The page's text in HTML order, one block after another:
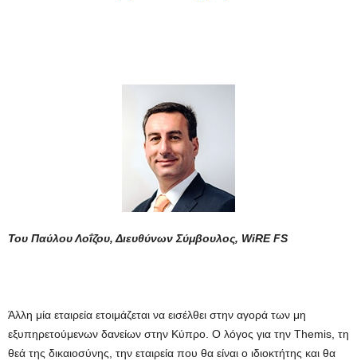
Του Παύλου Λοΐζου, Διευθύνων Σύμβουλος, WiRE FS
Άλλη μία εταιρεία ετοιμάζεται να εισέλθει στην αγορά των μη
εξυπηρετούμενων δανείων στην Κύπρο. Ο λόγος για την Themis, τη
θεά της δικαιοσύνης, την εταιρεία που θα είναι ο ιδιοκτήτης και θα